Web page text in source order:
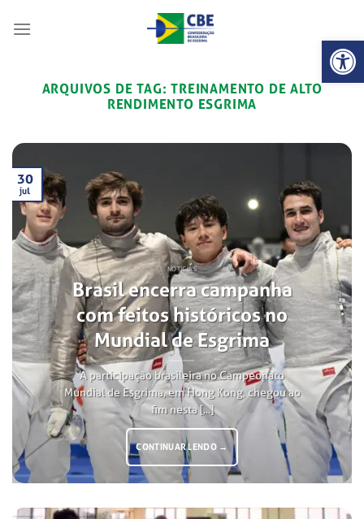
Abrir
ARQUIVOS DE TAG:TREINAMENTO DE ALTO
RENDIMENTO ESGRIMA
NOTÍCIAS
Brasil encerra campanha
com feitos históricos no
Mundial de Esgrima
A participação brasileira no Campeonato
Mundial de Esgrima, em Hong Kong, chegou ao
fim nesta [...]
CONTINUAR LENDO →
30
jul